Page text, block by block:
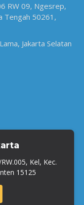
RW 09, Ngesrep,
Tengah 50261,
Jakarta Selatan
Kel, Kec.
15125